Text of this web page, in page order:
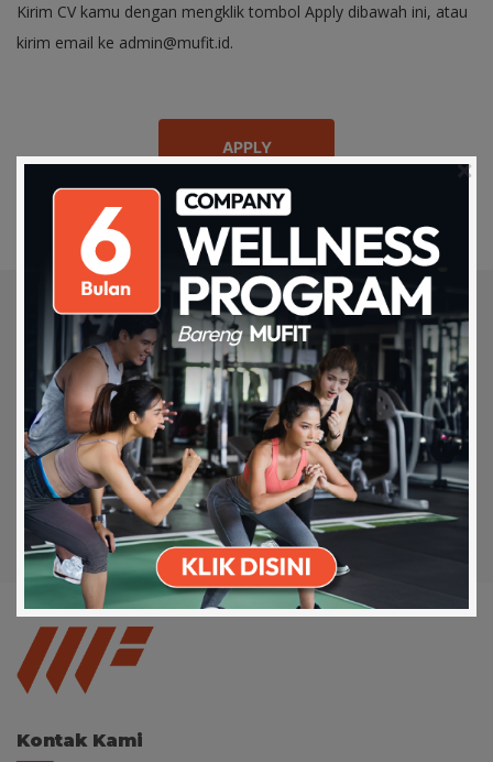
Download on the
Apps Store
Get it on Play
Store
Kirim CV kamu dengan mengklik tombol Apply dibawah ini, atau
kirim email ke admin@mufit.id.
APPLY
Want to get update?
SUBSCRIBE
Kontak Kami